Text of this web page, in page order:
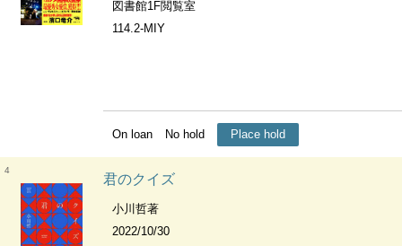
図書館1F閲覧室
114.2-MIY
On loan No hold Place hold
4
君のクイズ
小川哲著
2022/10/30